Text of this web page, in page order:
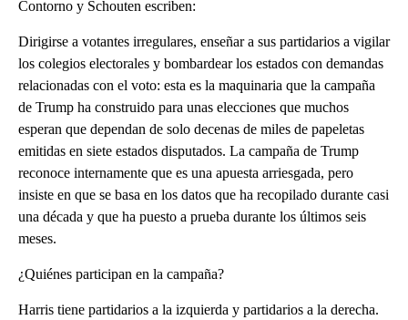
Contorno y Schouten escriben:
Dirigirse a votantes irregulares, enseñar a sus partidarios a vigilar
los colegios electorales y bombardear los estados con demandas
relacionadas con el voto: esta es la maquinaria que la campaña
de Trump ha construido para unas elecciones que muchos
esperan que dependan de solo decenas de miles de papeletas
emitidas en siete estados disputados. La campaña de Trump
reconoce internamente que es una apuesta arriesgada, pero
insiste en que se basa en los datos que ha recopilado durante casi
una década y que ha puesto a prueba durante los últimos seis
meses.
¿Quiénes participan en la campaña?
Harris tiene partidarios a la izquierda y partidarios a la derecha.